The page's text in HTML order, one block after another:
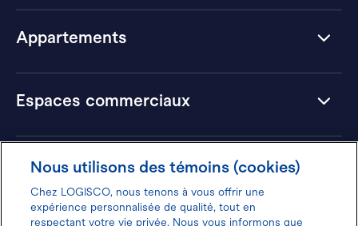
Appartements
Espaces commerciaux
Hôtels
Nous utilisons des témoins (cookies)
Chez LOGISCO, nous tenons à vous offrir une
expérience personnalisée de qualité, tout en
respectant votre vie privée. Nous vous informons que